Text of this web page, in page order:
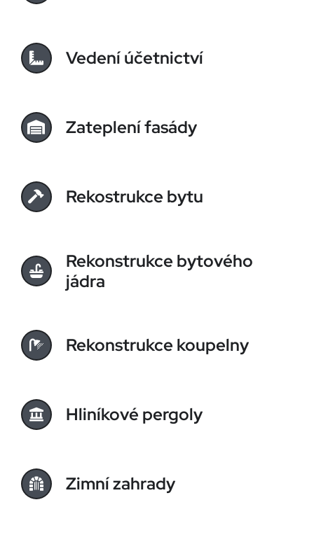
Vedení účetnictví
Zateplení fasády
Rekostrukce bytu
Rekonstrukce bytového
jádra
Rekonstrukce koupelny
Hliníkové pergoly
Zimní zahrady